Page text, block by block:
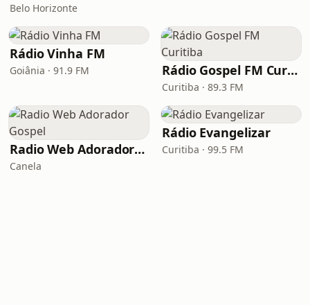
Belo Horizonte
Rádio Vinha FM
Goiânia · 91.9 FM Rádio Gospel FM Curitiba
Curitiba · 89.3 FM
Radio Web Adorador Gospel
Canela
Rádio Evangelizar
Curitiba · 99.5 FM